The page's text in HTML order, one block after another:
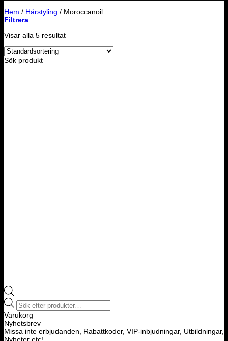
Hem / Hårstyling / Moroccanoil
Filtrera
Visar alla 5 resultat
Sök produkt
Products
search
Varukorg
Nyhetsbrev
Missa inte erbjudanden, Rabattkoder, VIP-inbjudningar, Utbildningar,